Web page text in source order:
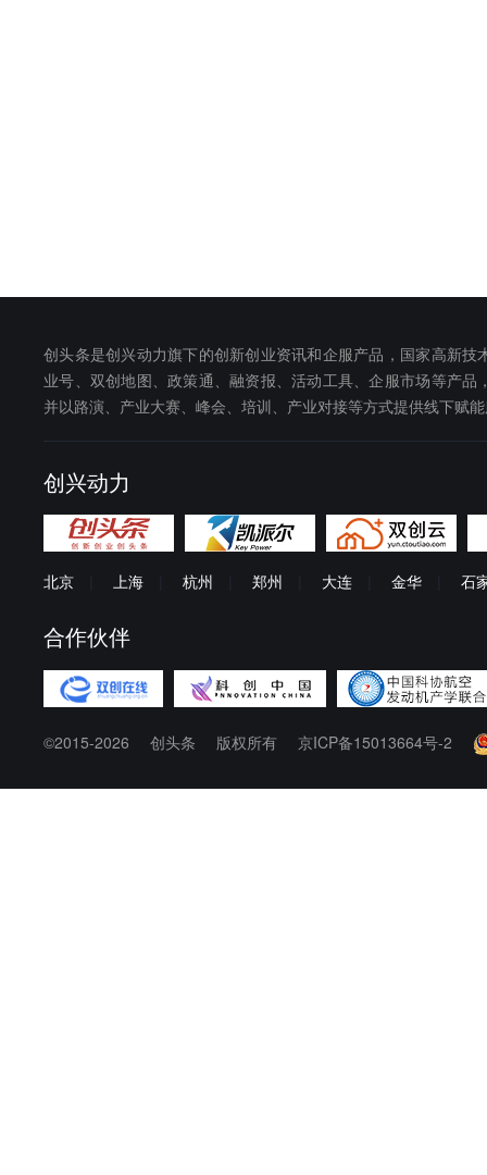
创头条是创兴动力旗下的创新创业资讯和企服产品，国家高新
业号、双创地图、政策通、融资报、活动工具、企服市场等产
并以路演、产业大赛、峰会、培训、产业对接等方式提供线下赋
创兴动力
北京 上海 杭州 郑州 大连 金华 石
合作伙伴
©2015-2026 创头条 版权所有 京ICP备15013664号-2